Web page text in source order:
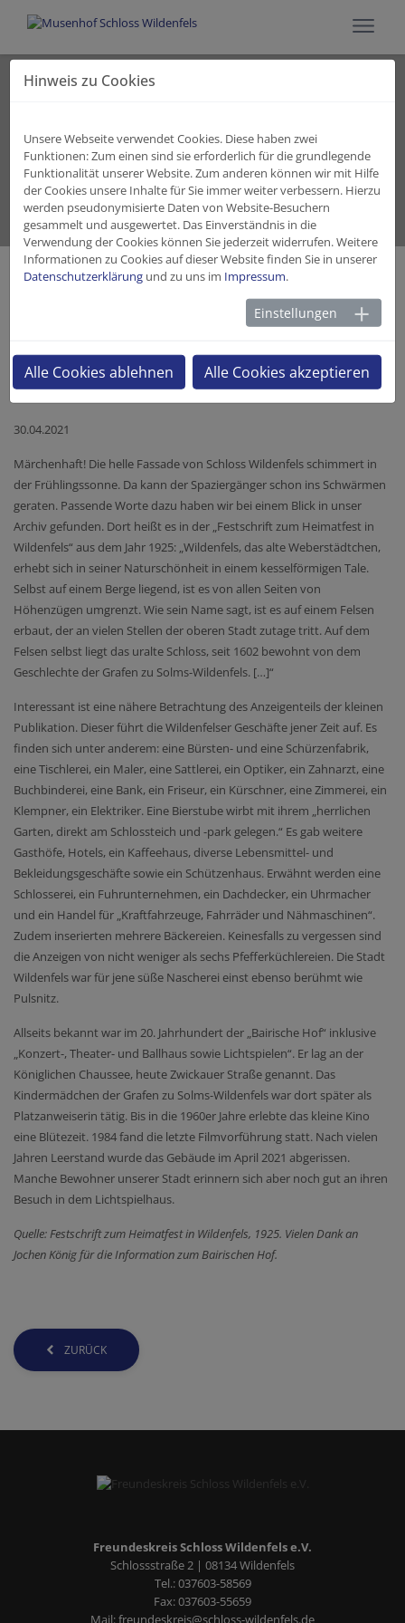
Aktuelles
Angebot Wir erzählen
Geschichte 45: Das Schloss und die
Stadt - Eine Zeitreise von 1925 bis
30.04.2021
Märchenhaft! Die helle Fassade von Schloss Wildenfels schimmert in
der Frühlingssonne. Da kann der Spaziergänger schon ins Schwärmen
geraten. Passende Worte dazu haben wir bei einem Blick in unser
Archiv gefunden. Dort heißt es in der „Festschrift zum Heimatfest in
Wildenfels“ aus dem Jahr 1925: „Wildenfels, das alte Weberstädtchen,
erhebt sich in seiner Naturschönheit in einem kesselförmigen Tale.
Selbst auf einem Berge liegend, ist es von allen Seiten von
Höhenzügen umgrenzt. Wie sein Name sagt, ist es auf einem Felsen
erbaut, der an vielen Stellen der oberen Stadt zutage tritt. Auf dem
Felsen selbst liegt das uralte Schloss, seit 1602 bewohnt von dem
Geschlechte der Grafen zu Solms-Wildenfels. […]“
Interessant ist eine nähere Betrachtung des Anzeigenteils der kleinen
Publikation. Dieser führt die Wildenfelser Geschäfte jener Zeit auf. Es
finden sich unter anderem: eine Bürsten- und eine Schürzenfabrik,
eine Tischlerei, ein Maler, eine Sattlerei, ein Optiker, ein Zahnarzt, eine
Buchbinderei, eine Bank, ein Friseur, ein Kürschner, eine Zimmerei, ein
Klempner, ein Elektriker. Eine Bierstube wirbt mit ihrem „herrlichen
Garten, direkt am Schlossteich und -park gelegen.“ Es gab weitere
Gasthöfe, Hotels, ein Kaffeehaus, diverse Lebensmittel- und
Bekleidungsgeschäfte sowie ein Schützenhaus. Erwähnt werden eine
Schlosserei, ein Fuhrunternehmen, ein Dachdecker, ein Uhrmacher
und ein Handel für „Kraftfahrzeuge, Fahrräder und Nähmaschinen“.
Zudem inserierten mehrere Bäckereien. Keinesfalls zu vergessen sind
die Anzeigen von nicht weniger als sechs Pfefferküchlereien. Die Stadt
Wildenfels war für jene süße Nascherei einst ebenso berühmt wie
Pulsnitz.
Allseits bekannt war im 20. Jahrhundert der „Bairische Hof“ inklusive
„Konzert-, Theater- und Ballhaus sowie Lichtspielen“. Er lag an der
Königlichen Chaussee, heute Zwickauer Straße genannt. Das
Kindermädchen der Grafen zu Solms-Wildenfels war dort später als
Platzanweiserin tätig. Bis in die 1960er Jahre erlebte das kleine Kino
eine Blütezeit. 1984 fand die letzte Filmvorführung statt. Nach vielen
Jahren Leerstand wurde das Gebäude im April 2021 abgerissen.
Manche Bewohner unserer Stadt erinnern sich aber noch gut an ihren
Besuch in dem Lichtspielhaus.
Quelle: Festschrift zum Heimatfest in Wildenfels, 1925. Vielen Dank an
Jochen König für die Information zum Bairischen Hof.
ZURÜCK
Freundeskreis Schloss Wildenfels e.V.
Schlossstraße 2 | 08134 Wildenfels
Tel.:037603-58569
Fax: 037603-55659
Mail:freundeskreis@schloss-wildenfels.de
Hinweis zu Cookies
Unsere Webseite verwendet Cookies. Diese haben zwei
Funktionen: Zum einen sind sie erforderlich für die grundlegende
Funktionalität unserer Website. Zum anderen können wir mit Hilfe
der Cookies unsere Inhalte für Sie immer weiter verbessern. Hierzu
werden pseudonymisierte Daten von Website-Besuchern
gesammelt und ausgewertet. Das Einverständnis in die
Verwendung der Cookies können Sie jederzeit widerrufen. Weitere
Informationen zu Cookies auf dieser Website finden Sie in unserer
Datenschutzerklärung und zu uns im Impressum.
Einstellungen
Alle Cookies ablehnen Alle Cookies akzeptieren